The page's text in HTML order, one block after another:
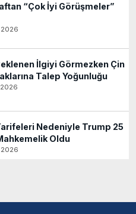
“Çok İyi Görüşmeler”
İlgiyi Görmezken Çin
Talep Yoğunluğu
Nedeniyle Trump 25
Oldu